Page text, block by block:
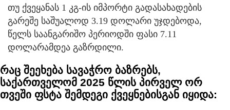
თუ ქვეყანას 1 კგ-ის იმპორტი გადასახადების
გარეშე საშუალოდ 3.19 დოლარი უჯდებოდა,
წელს საანგარიშო პერიოდში ფასი 7.11
დოლარამდეა გაზრდილი.
რაც შეეხება სავაჭრო ბაზრებს,
საქართველომ 2025 წლის პირველ ორ
თვეში ფსტა შემდეგი ქვეყნებისგან იყიდა: